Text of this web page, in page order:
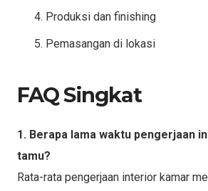
Produksi dan finishing
Pemasangan di lokasi
FAQ Singkat
1. Berapa lama waktu pengerjaan
tamu?
Rata-rata pengerjaan interior kamar